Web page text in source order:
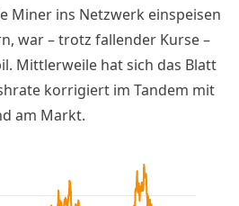
Miner ins Netzwerk einspeisen
war – trotz fallender Kurse –
. Mittlerweile hat sich das Blatt
korrigiert im Tandem mit
am Markt.